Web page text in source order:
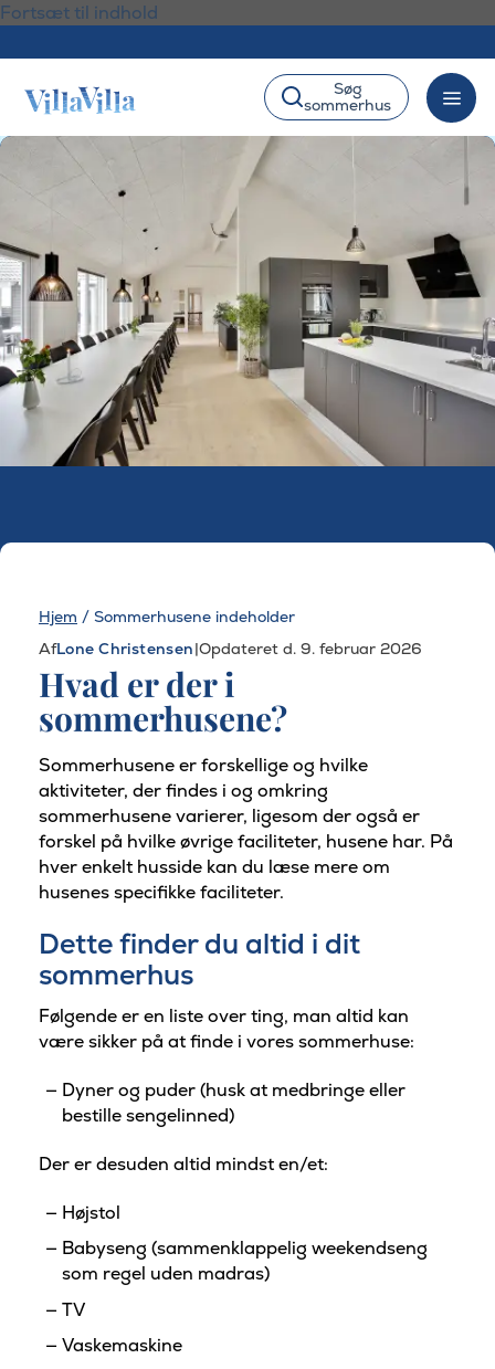
Fortsæt til indhold
Søg
sommerhus
Hjem / Sommerhusene indeholder
AfLone Christensen|Opdateret d. 9. februar 2026
Hvad er der i
sommerhusene?
Sommerhusene er forskellige og hvilke
aktiviteter, der findes i og omkring
sommerhusene varierer, ligesom der også er
forskel på hvilke øvrige faciliteter, husene har. På
hver enkelt husside kan du læse mere om
husenes specifikke faciliteter.
Dette finder du altid i dit
sommerhus
Følgende er en liste over ting, man altid kan
være sikker på at finde i vores sommerhuse:
Dyner og puder (husk at medbringe eller
bestille sengelinned)
Der er desuden altid mindst en/et:
Højstol
Babyseng (sammenklappelig weekendseng
som regel uden madras)
TV
Vaskemaskine